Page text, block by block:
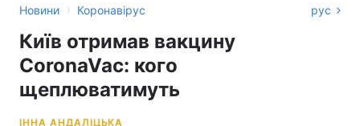
Новини › Коронавірус рус
Київ отримав вакцину
CoronaVac: кого
щеплюватимуть
ІННА АНДАЛІЦЬКА